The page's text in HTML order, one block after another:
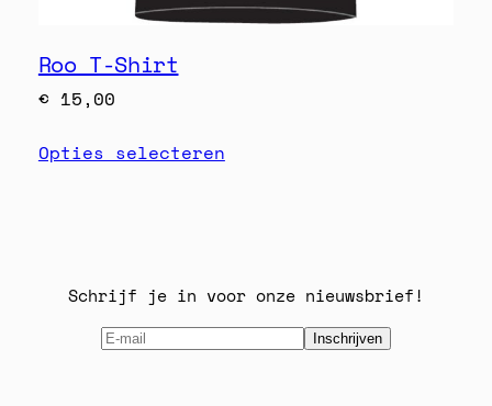
Roo T-Shirt
€ 15,00
Opties selecteren
Schrijf je in voor onze nieuwsbrief!